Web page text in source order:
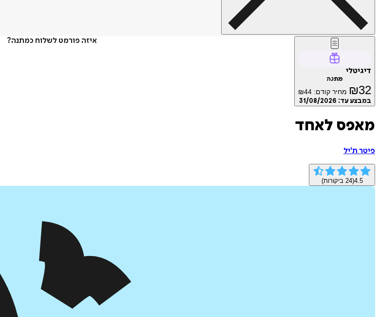
איזה פורמט לשלוח כמתנה?
דיגיטלי
מתנה
₪32 מחיר קודם: ₪44
במבצע עד: 31/08/2026
מאפס לאחד
פיטר ת'יל
4.5
(
24 ביקורות)